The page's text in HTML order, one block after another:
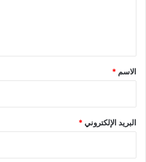
*
الاسم *
البريد الإلكتروني*